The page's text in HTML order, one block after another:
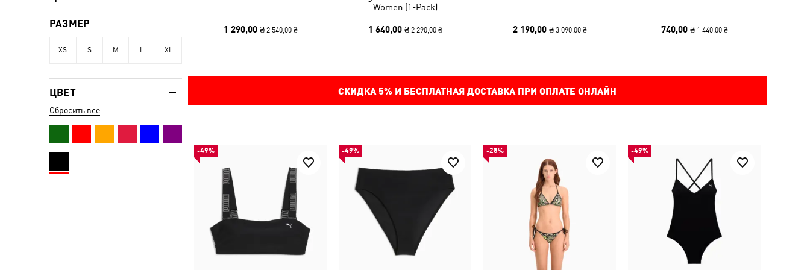
1 290,00 ₴ 2 540,00 ₴
Women (1-Pack)
1 640,00 ₴ 2 290,00 ₴ 2 190,00 ₴ 3 090,00 ₴ 740,00 ₴ 1 440,00 ₴
СКИДКА 5% И БЕСПЛАТНАЯ ДОСТАВКА ПРИ ОПЛАТЕ ОНЛАЙН
-49% -49% -28% -49%
РАЗМЕР
XS S M L XL
ЦВЕТ
Сбросить все